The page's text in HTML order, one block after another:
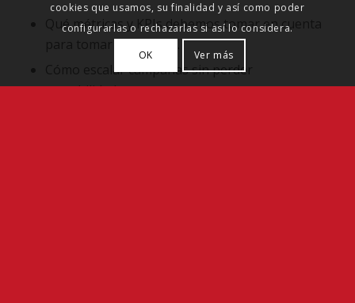
Qué métricas y KPIs debemos tomar en cuenta
para tomar decisiones.
Cómo escalar campañas sin perder
rentabilidad.
cookies que usamos, su finalidad y así como poder
configurarlas o rechazarlas si así lo considera.
OK Ver más